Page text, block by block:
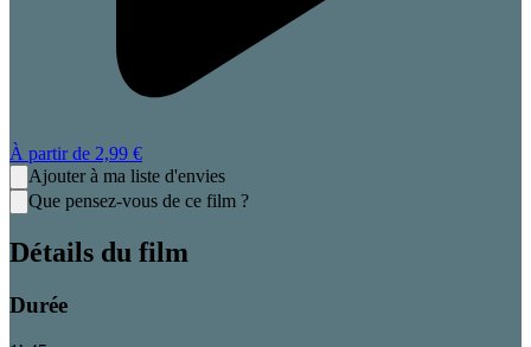
À partir de 2,99 €
Ajouter à ma liste d'envies
Que pensez-vous de ce film ?
Détails du film
Durée